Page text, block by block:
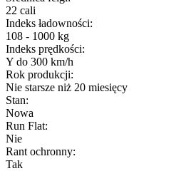
22 cali
Indeks ładowności:
108 - 1000 kg
Indeks prędkości:
Y do 300 km/h
Rok produkcji:
Nie starsze niż 20 miesięcy
Stan:
Nowa
Run Flat:
Nie
Rant ochronny:
Tak